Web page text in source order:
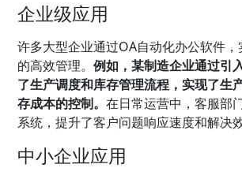
企业级应用
许多大型企业通过OA自动化办公软件
的高效管理。例如，某制造企业通过引
了生产调度和库存管理流程，实现了生
存成本的控制。在日常运营中，客服部
系统，提升了客户问题响应速度和解决效
中小企业应用